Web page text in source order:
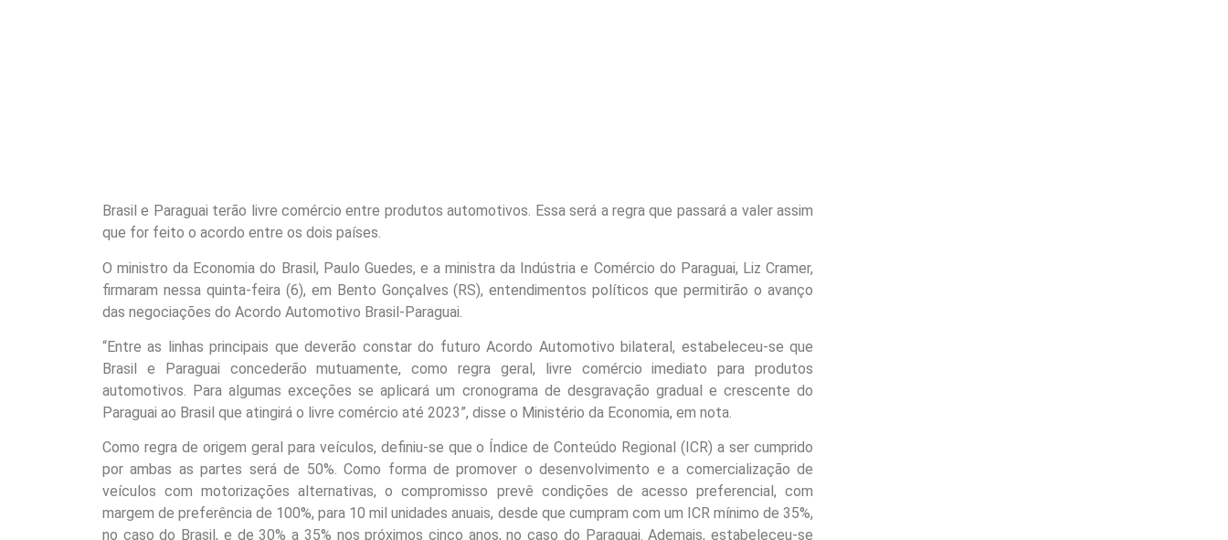
Brasil e Paraguai terão livre comércio entre produtos automotivos. Essa será a regra que passará a valer assim
que for feito o acordo entre os dois países.
O ministro da Economia do Brasil, Paulo Guedes, e a ministra da Indústria e Comércio do Paraguai, Liz Cramer,
firmaram nessa quinta-feira (6), em Bento Gonçalves (RS), entendimentos políticos que permitirão o avanço
das negociações do Acordo Automotivo Brasil-Paraguai.
“Entre as linhas principais que deverão constar do futuro Acordo Automotivo bilateral, estabeleceu-se que
Brasil e Paraguai concederão mutuamente, como regra geral, livre comércio imediato para produtos
automotivos. Para algumas exceções se aplicará um cronograma de desgravação gradual e crescente do
Paraguai ao Brasil que atingirá o livre comércio até 2023”, disse o Ministério da Economia, em nota.
Como regra de origem geral para veículos, definiu-se que o Índice de Conteúdo Regional (ICR) a ser cumprido
por ambas as partes será de 50%. Como forma de promover o desenvolvimento e a comercialização de
veículos com motorizações alternativas, o compromisso prevê condições de acesso preferencial, com
margem de preferência de 100%, para 10 mil unidades anuais, desde que cumpram com um ICR mínimo de 35%,
no caso do Brasil, e de 30% a 35% nos próximos cinco anos, no caso do Paraguai. Ademais, estabeleceu-se